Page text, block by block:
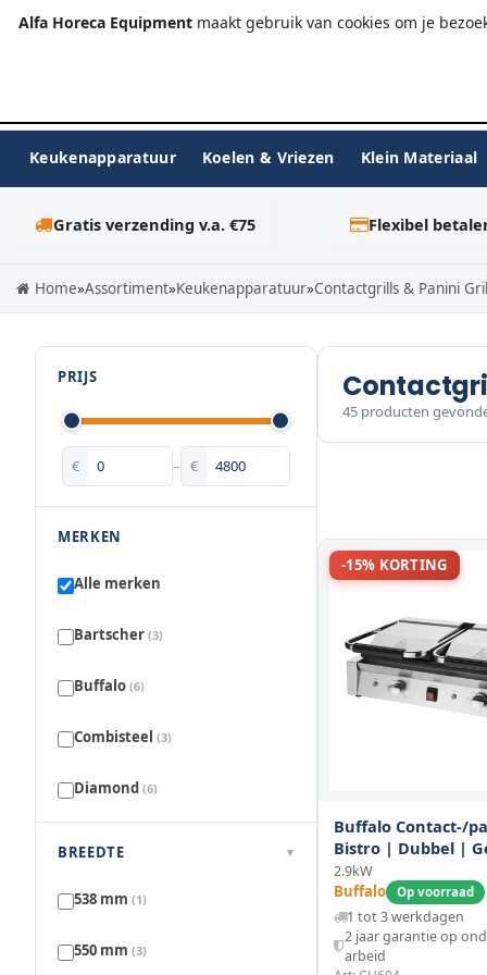
Alfa Horeca Equipmentmaakt gebruik van cookies om je
+31 (0)23-576 9984 info@alfahoreca.nl Ma-Vr
Keukenapparatuur Koelen & Vriezen Klein Materiaal
Gratis verzending v.a. €75 Flexibel
Home»Assortiment»Keukenapparatuur»Contactgrills & Panini
PRIJS
€ – €
MERKEN
Alle merken
Bartscher (3)
Buffalo (6)
Combisteel (3)
Diamond (6)
Gastronoble
GMG
BREEDTE ▾
538 mm (1)
550 mm (3)
45 producten
-15% KORTING
Buffalo Contact-/
Bistro | Dubbel |
Oppervlak
100°c/300°c | 2.9kw
570x310x200(h)mm
2.9kW
Buffalo Op voorraad
1 tot 3 werkdagen
2 jaar garantie op
arbeid